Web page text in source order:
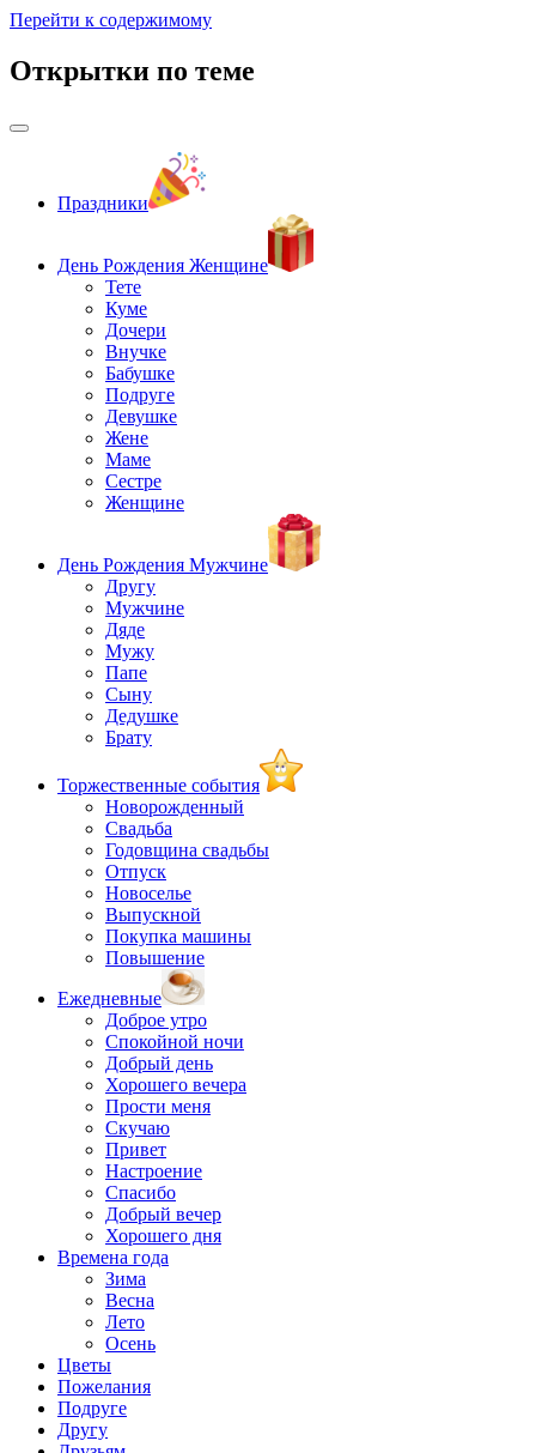
Перейти к содержимому
Открытки по теме
Праздники
День Рождения Женщине
Тете
Куме
Дочери
Внучке
Бабушке
Подруге
Девушке
Жене
Маме
Сестре
Женщине
День Рождения Мужчине
Другу
Мужчине
Дяде
Мужу
Папе
Сыну
Дедушке
Брату
Торжественные события
Новорожденный
Свадьба
Годовщина свадьбы
Отпуск
Новоселье
Выпускной
Покупка машины
Повышение
Ежедневные
Доброе утро
Спокойной ночи
Добрый день
Хорошего вечера
Прости меня
Скучаю
Привет
Настроение
Спасибо
Добрый вечер
Хорошего дня
Времена года
Зима
Весна
Лето
Осень
Цветы
Пожелания
Подруге
Другу